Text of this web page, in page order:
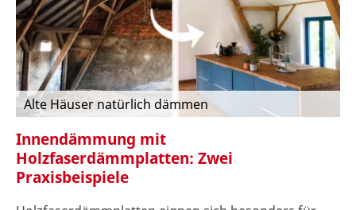
Alte Häuser natürlich dämmen
Innendämmung mit
Holzfaserdämmplatten: Zwei
Praxisbeispiele